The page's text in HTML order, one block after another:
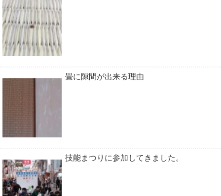
畳に隙間が出来る理由
技能まつりに参加してきました。